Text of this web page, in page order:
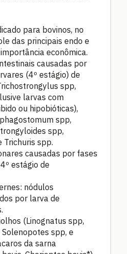
para bovinos, no
das principais endo e
econômica.
causadas por
(4º estágio) de
spp,
larvas com
ou hipobióticas),
spp,
spp,
Trichuris spp.
causadas por fases
estágio de
nódulos
por larva de
(Linognatus spp,
spp, e
da sarna